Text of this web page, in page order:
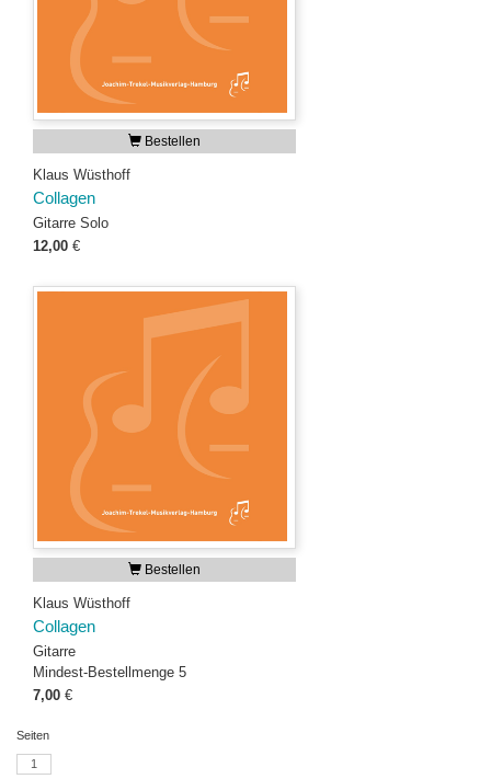
Bestellen
Klaus Wüsthoff
Collagen
Gitarre Solo
12,00 €
Bestellen
Klaus Wüsthoff
Collagen
Gitarre
Mindest-Bestellmenge 5
7,00 €
Seiten
1